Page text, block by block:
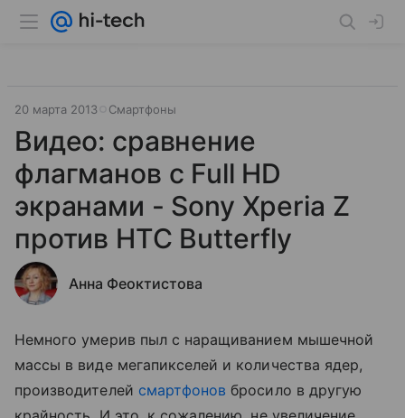
20 марта 2013 Смартфоны
Видео: сравнение
флагманов с Full HD
экранами - Sony Xperia Z
против HTC Butterfly
Анна Феоктистова
Немного умерив пыл с наращиванием мышечной
массы в виде мегапикселей и количества ядер,
производителей смартфонов бросило в другую